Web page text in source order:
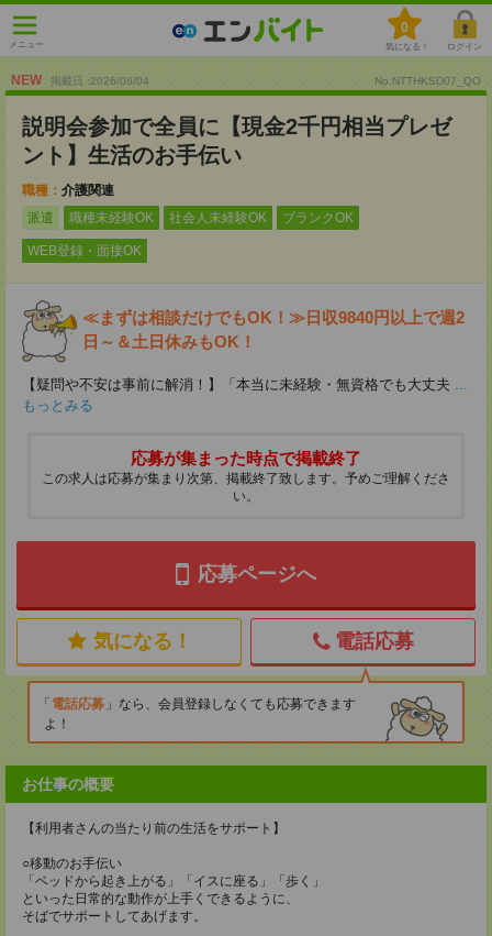
メニュー
0
気になる！ ログイン
NEW 掲載日 :2026/08/04 No.NTTHKSD07_QO
説明会参加で全員に【現金2千円相当プレゼ
ント】生活のお手伝い
職種： 介護関連
派遣
職種未経験OK 社会人未経験OK ブランクOK
WEB登録・面接OK
≪まずは相談だけでもOK！≫日収9840円以上で週2
日～＆土日休みもOK！
【疑問や不安は事前に解消！】「本当に未経験・無資格でも大丈夫 ...
もっとみる
応募が集まった時点で掲載終了
この求人は応募が集まり次第、掲載終了致します。予めご理解くださ
い。
応募ページへ
気になる！ 電話応募
電話応募
なら、会員登録しなくても応募できます
よ！
お仕事の概要
【利用者さんの当たり前の生活をサポート】
○移動のお手伝い
「ベッドから起き上がる」「イスに座る」「歩く」
といった日常的な動作が上手くできるように、
そばでサポートしてあげます。